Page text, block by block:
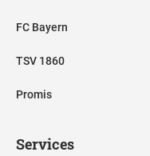
FC Bayern
TSV 1860
Promis
Services